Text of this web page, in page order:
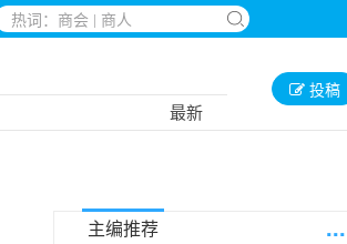
最新
投稿
主编推荐 ...